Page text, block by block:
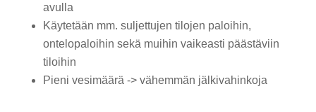
avulla
Käytetään mm. suljettujen tilojen paloihin,
ontelopaloihin sekä muihin vaikeasti päästäviin
tiloihin
Pieni vesimäärä -> vähemmän jälkivahinkoja